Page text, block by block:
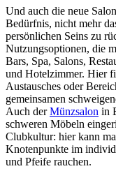
Und auch die neue
Bedürfnis, nicht mehr
persönlichen Seins zu
Nutzungsoptionen, die
Bars, Spa, Salons,
und Hotelzimmer. Hier
Austausches oder
gemeinsamen
Auch derMünzsalon in
schweren Möbeln
Clubkultur: hier kann
Knotenpunkte im
und Pfeife rauchen.